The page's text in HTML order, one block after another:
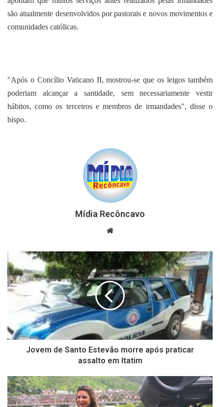
são atualmente desenvolvidos por pastorais e novos movimentos e
comunidades católicas.
"Após o Concílio Vaticano II, mostrou-se que os leigos também
poderiam alcançar a santidade, sem necessariamente vestir
hábitos, como os terceiros e membros de irmandades", disse o
bispo.
Mídia Recôncavo
Website
Jovem de Santo Estevão morre após praticar
assalto em Itatim